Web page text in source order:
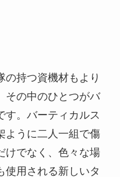
の持つ資機材もより
その中のひとつがバ
す。バーティカルス
ように二人一組で傷
けでなく、色々な場
使用される新しいタ